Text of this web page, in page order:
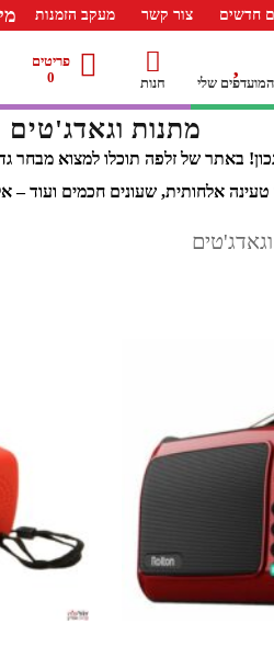
חדשים צור קשר מעקב הזמנות
המועדפים שלי חנות
פריטים
0
מתנות וגאדג'טים
באתר של זלפה תוכלו למצוא מבחר